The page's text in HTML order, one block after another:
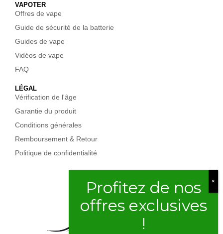
VAPOTER
Offres de vape
Guide de sécurité de la batterie
Guides de vape
Vidéos de vape
FAQ
LÉGAL
Vérification de l'âge
Garantie du produit
Conditions générales
Remboursement & Retour
Politique de confidentialité